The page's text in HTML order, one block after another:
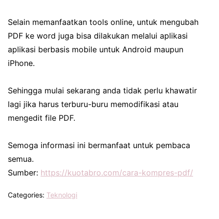
Selain memanfaatkan tools online, untuk mengubah
PDF ke word juga bisa dilakukan melalui aplikasi
aplikasi berbasis mobile untuk Android maupun
iPhone.
Sehingga mulai sekarang anda tidak perlu khawatir
lagi jika harus terburu-buru memodifikasi atau
mengedit file PDF.
Semoga informasi ini bermanfaat untuk pembaca
semua.
Sumber: https://kuotabro.com/cara-kompres-pdf/
Categories: Teknologi